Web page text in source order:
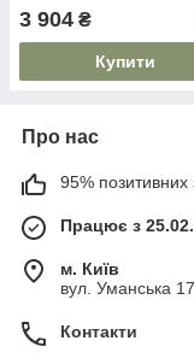
3 904 ₴
Купити
Про нас
95% позитивних
Працює з
м. Київ
вул. Уманська
Контакти